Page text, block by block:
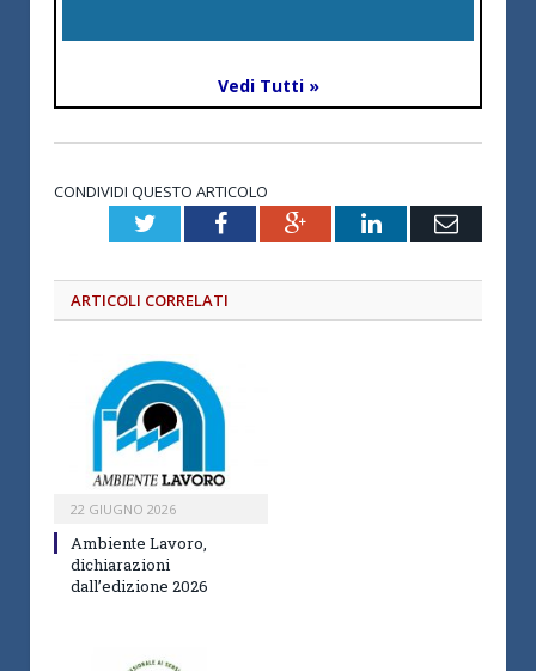
Vedi Tutti »
CONDIVIDI QUESTO ARTICOLO
TwitterFacebookGoogle+LinkedInEmail
ARTICOLI CORRELATI
22 GIUGNO 2026
Ambiente Lavoro,
dichiarazioni
dall’edizione 2026